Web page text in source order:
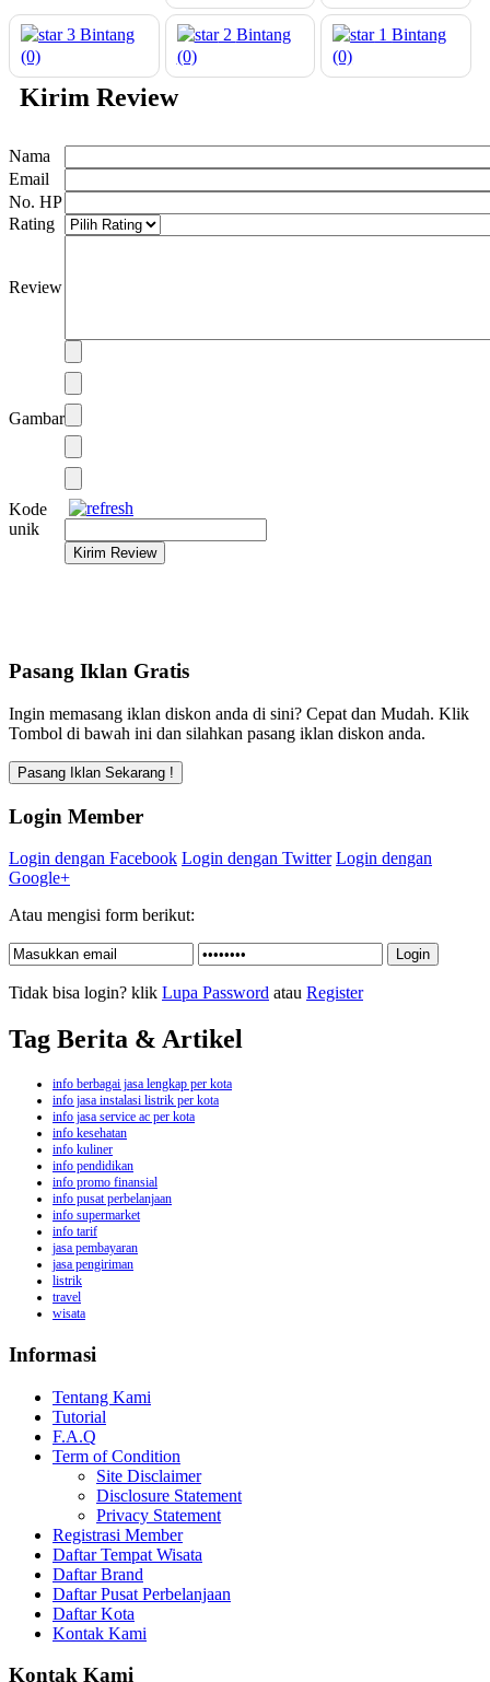
3 Bintang
(0)
2 Bintang
(0)
1Bintang
(0)
Kirim Review
Nama
Email
No. HP
Rating
Review
Gambar
Kode
unik
Pasang Iklan Gratis
Ingin memasang iklan diskon anda di sini? Cepat dan Mudah. Klik
Tombol di bawah ini dan silahkan pasang iklan diskon anda.
Login Member
Login dengan Facebook Login dengan Twitter Login dengan
Google+
Atau mengisi form berikut:
Tidak bisa login? klik Lupa Password atau Register
Tag Berita & Artikel
info berbagai jasa lengkap per kota
info jasa instalasi listrik per kota
info jasa service ac per kota
info kesehatan
info kuliner
info pendidikan
info promo finansial
info pusat perbelanjaan
info supermarket
info tarif
jasa pembayaran
jasa pengiriman
listrik
travel
wisata
Informasi
Tentang Kami
Tutorial
F.A.Q
Term of Condition
Site Disclaimer
Disclosure Statement
Privacy Statement
Registrasi Member
Daftar Tempat Wisata
Daftar Brand
Daftar Pusat Perbelanjaan
Daftar Kota
Kontak Kami
Kontak Kami